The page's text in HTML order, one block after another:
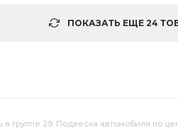
ПОКАЗАТЬ ЕЩЕ 24
группе 29. Подвеска автомобиля по